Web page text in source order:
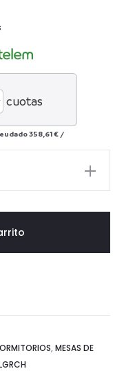
cuotas
358,61 € /
, MESAS DE